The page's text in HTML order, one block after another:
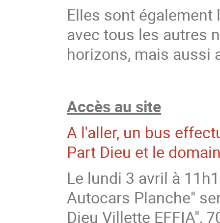
Elles sont
avec tous les autres
horizons, mais aussi
Accès au site
A l'aller, un bus
Part Dieu et le
Le lundi 3 avril à
Autocars Planche"
Dieu Villette EFFIA",